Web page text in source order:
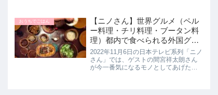
質ケアリップもできるリップなど秋か
ら冬の乾燥する季節に嬉しい優秀な...
おうちでごはん
【ニノさん】世界グルメ（ペル
ー料理・チリ料理・ブータン料
理）都内で食べられる外国グル
メ｜11月6日
2022年11月6日の日本テレビ系列「ニノ
さん」では、ゲストの間宮祥太朗さん
が今一番気になるモノとしてあげた